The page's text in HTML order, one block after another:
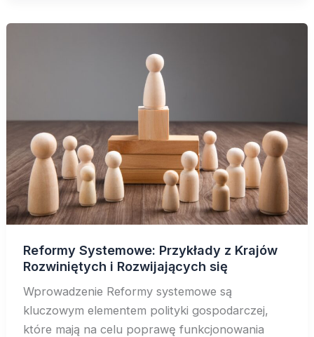
Reformy Systemowe: Przykłady z Krajów
Rozwiniętych i Rozwijających się
Wprowadzenie Reformy systemowe są
kluczowym elementem polityki gospodarczej,
które mają na celu poprawę funkcjonowania